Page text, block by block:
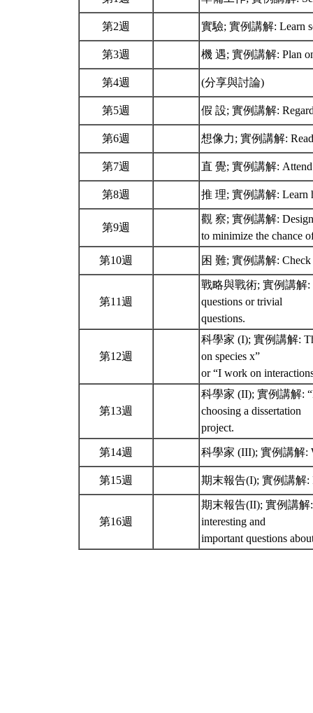
第2週 實驗; 實例講解: Learn
第3週 機 遇; 實例講解: Plan
第4週 (分享與討論)
第5週 假 設; 實例講解:
第6週 想像力; 實例講解:
第7週 直 覺; 實例講解: Attend
第8週 推 理; 實例講解: Learn
第9週
觀 察; 實例講解: Design
to minimize the chance
第10週 困 難; 實例講解: Check
第11週
戰略與戰術; 實例講解:
questions or trivial
questions.
第12週
科學家 (I); 實例講解:
on species x”
or “I work on
第13週
科學家 (II); 實例講解:
choosing a dissertation
project.
第14週 科學家 (III); 實例講解:
第15週 期末報告(I); 實例講解:
第16週
期末報告(II); 實例講解:
interesting and
important questions